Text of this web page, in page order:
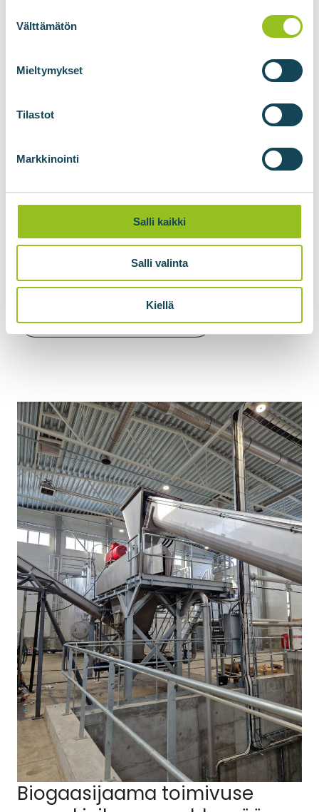
valinta
Välttämätön
Mieltymykset
Tilastot
Markkinointi
Salli kaikki
Salli valinta
Kiellä
lagunemist.
eeltöötlust, kuid mõnel juhul on otstarbekas
eraldus), et parandada protsessi juhitavust
Eeltöötlusprotsessi lõppfaasis segatakse
põhisubstraat sageli taaskasutatava
protsessivedelikuga, mis tagab substraadi
homogeniseerituse, stabiliseerib
kuivainesisaldust ja loob mikroobidele soodsa
keskkonna kääritamisprotsessi kiireks
käivitumiseks.
Küsige hinnapakkumist
Biogaasijaama toimivuse